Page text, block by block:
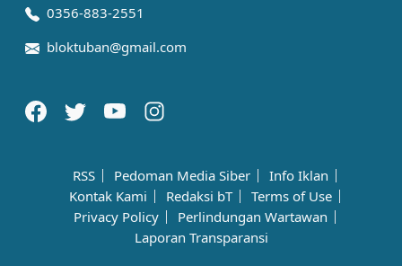
0356-883-2551
bloktuban@gmail.com
RSS Pedoman Media Siber
Info Iklan
Kontak Kami
Redaksi bT
Terms of Use
Privacy Policy
Perlindungan Wartawan
Laporan Transparansi